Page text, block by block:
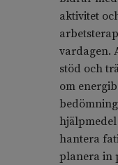
aktivitet
vardagen.
stöd och
om
hantera
planera in